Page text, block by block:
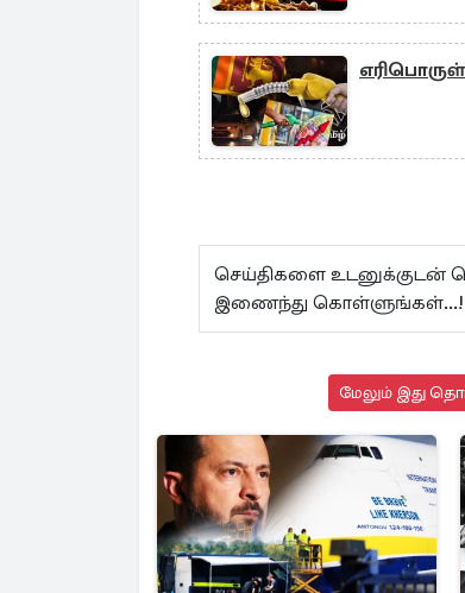
எரிபொருள்
செய்திகளை உடனுக்குடன்
இணைந்து கொள்ளுங்கள்...!
மேலும் இது